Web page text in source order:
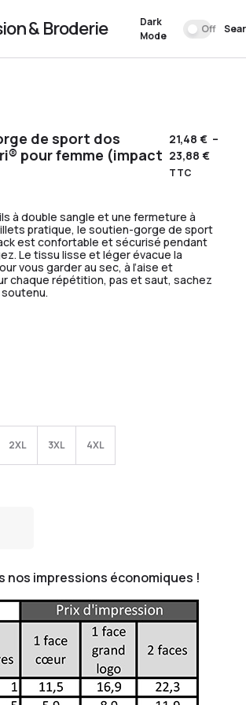
& Broderie
Dark
Mode
Off
de sport dos
pour femme (impact
21,48€ –
23,88€
TTC
à double sangle et une fermeture à
pratique, le soutien-gorge de sport
est confortable et sécurisé pendant
Le tissu lisse et léger évacue la
vous garder au sec, à l’aise et
chaque répétition, pas et saut, sachez
2XL 3XL 4XL
nos impressions économiques !